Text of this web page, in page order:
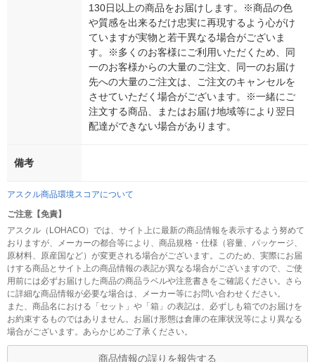
130日以上の商品をお届けします。※商品の色
や質感を出来るだけ忠実に再現するよう心がけ
ていますが実物と若干異なる場合がございま
す。※多くのお客様にご利用いただくため、同
一のお客様からの大量のご注文、同一のお届け
先への大量のご注文は、ご注文のキャンセルを
させていただく場合がございます。※一緒にご
注文する商品、またはお届け地域等により翌日
配達ができない場合があります。
備考
アスクル商品環境スコアについて
ご注意【免責】
アスクル（LOHACO）では、サイト上に最新の商品情報を表示するよう努めて
おりますが、メーカーの都合等により、商品規格・仕様（容量、パッケージ、
原材料、原産国など）が変更される場合がございます。このため、実際にお届
けする商品とサイト上の商品情報の表記が異なる場合がございますので、ご使
用前には必ずお届けした商品の商品ラベルや注意書きをご確認ください。さら
に詳細な商品情報が必要な場合は、メーカー等にお問い合わせください。
また、商品名における「セット」や「箱」の表記は、必ずしも箱でのお届けを
お約束するものではありません。お届け形態は倉庫の在庫状況等により異なる
場合がございます。あらかじめご了承ください。
商品情報の誤りを報告する